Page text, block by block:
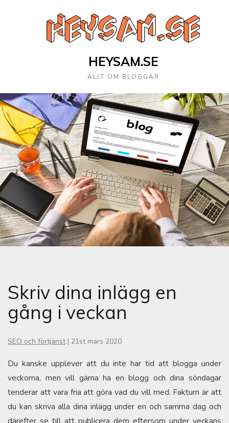
HEYSAM.SE
ALLT OM BLOGGAR
Skriv dina inlägg en
gång i veckan
SEO och förtjänst | 21st mars 2020
Du kanske upplever att du inte har tid att blogga under
veckorna, men vill gärna ha en blogg och dina söndagar
tenderar att vara fria att göra vad du vill med. Faktum är att
du kan skriva alla dina inlägg under en och samma dag och